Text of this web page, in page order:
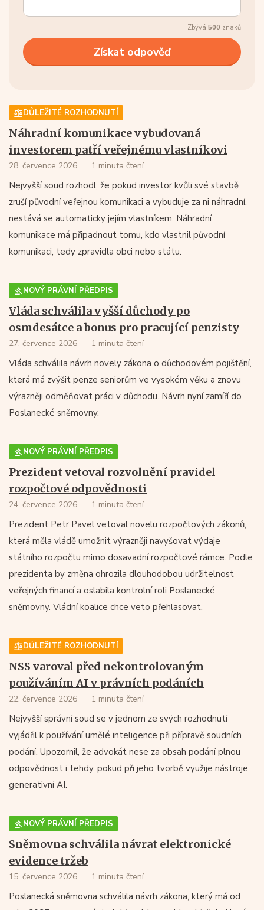
Zbývá 500 znaků
DŮLEŽITÉ ROZHODNUTÍ
Náhradní komunikace vybudovaná
investorem patří veřejnému vlastníkovi
28. července 2026 1 minuta čtení
Nejvyšší soud rozhodl, že pokud investor kvůli své stavbě
zruší původní veřejnou komunikaci a vybuduje za ni náhradní,
nestává se automaticky jejím vlastníkem. Náhradní
komunikace má připadnout tomu, kdo vlastnil původní
komunikaci, tedy zpravidla obci nebo státu.
NOVÝ PRÁVNÍ PŘEDPIS
Vláda schválila vyšší důchody po
osmdesátce a bonus pro pracující penzisty
27. července 2026 1 minuta čtení
Vláda schválila návrh novely zákona o důchodovém pojištění,
která má zvýšit penze seniorům ve vysokém věku a znovu
výrazněji odměňovat práci v důchodu. Návrh nyní zamíří do
Poslanecké sněmovny.
NOVÝ PRÁVNÍ PŘEDPIS
Prezident vetoval rozvolnění pravidel
rozpočtové odpovědnosti
24. července 2026 1 minuta čtení
Prezident Petr Pavel vetoval novelu rozpočtových zákonů,
která měla vládě umožnit výrazněji navyšovat výdaje
státního rozpočtu mimo dosavadní rozpočtové rámce. Podle
prezidenta by změna ohrozila dlouhodobou udržitelnost
veřejných financí a oslabila kontrolní roli Poslanecké
sněmovny. Vládní koalice chce veto přehlasovat.
DŮLEŽITÉ ROZHODNUTÍ
NSS varoval před nekontrolovaným
používáním AI v právních podáních
22. července 2026 1 minuta čtení
Nejvyšší správní soud se v jednom ze svých rozhodnutí
vyjádřil k používání umělé inteligence při přípravě soudních
podání. Upozornil, že advokát nese za obsah podání plnou
odpovědnost i tehdy, pokud při jeho tvorbě využije nástroje
generativní AI.
NOVÝ PRÁVNÍ PŘEDPIS
Sněmovna schválila návrat elektronické
evidence tržeb
15. července 2026 1 minuta čtení
Poslanecká sněmovna schválila návrh zákona, který má od